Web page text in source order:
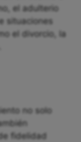
el adulterio
situaciones
el divorcio, la
no solo
fidelidad